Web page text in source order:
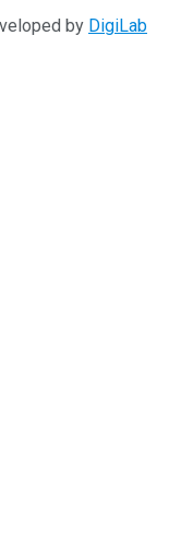
by DigiLab